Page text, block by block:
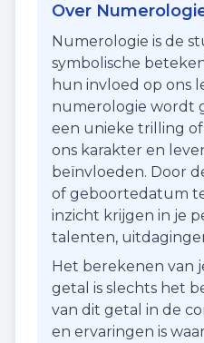
Over
Numerologie is de
symbolische
hun invloed op ons
numerologie wordt
een unieke trilling
ons karakter en
beïnvloeden. Door
of geboortedatum
inzicht krijgen in je
talenten,
Het berekenen van
getal is slechts het
van dit getal in de
en ervaringen is